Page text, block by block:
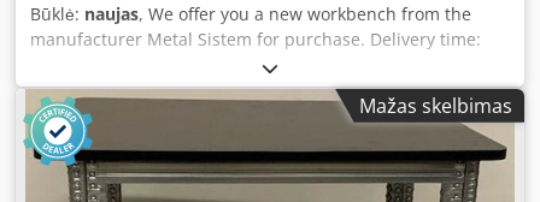
Būklė: naujas, We offer you a new workbench from the
manufacturer Metal Sistem for purchase. Delivery time:
approx. 3–4 weeks Technical data for the workbench:
Manufacturer: Metal Sistem Dcedpfx Ajhq Txwslwjk Model:
Super 4/5/6 Workbench width: 1,200 mm Workbench
depth: 900 mm Workbench height: 900 mm Scope of
supply includes: 02x Workbench uprights, new Material
finish: fully galvanized Upright type: TS4 including cross
Mažas skelbimas